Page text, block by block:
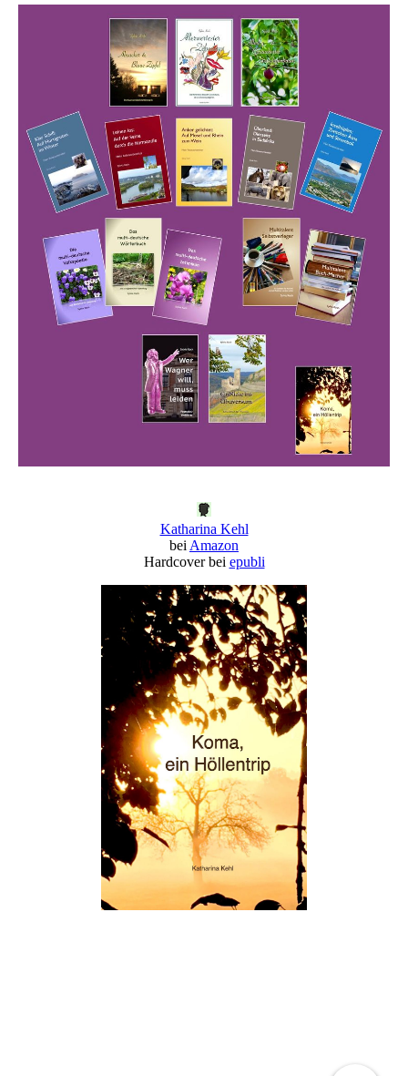
Katharina Kehl
bei Amazon
Hardcover bei epubli